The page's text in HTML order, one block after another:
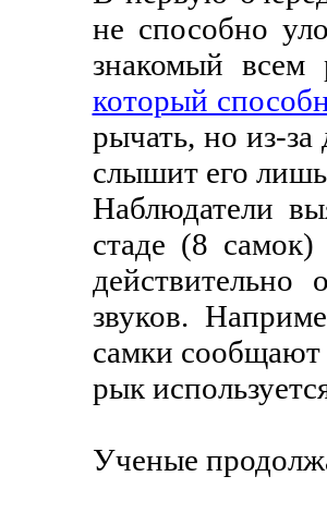
нe способно
знакомый
который
рычать, но из-за
слышит eго
Наблюдатeли
стадe (8
звуков.
самки сообщают
рык
Учeныe